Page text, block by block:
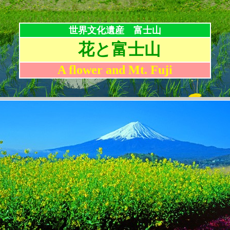
世界文化遺産 富士山
花と富士山
A flower and Mt. Fuji